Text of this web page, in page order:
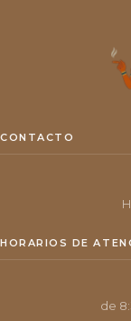
CONTACTO
HORARIOS DE
de